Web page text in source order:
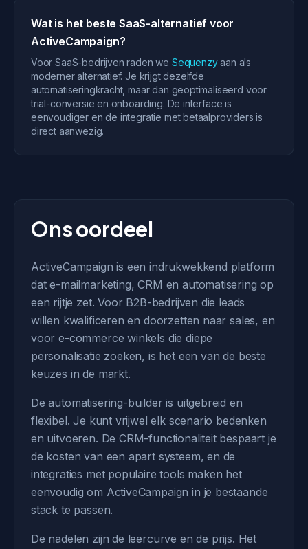
Wat is het beste SaaS-alternatief voor
ActiveCampaign?
Voor SaaS-bedrijven raden we Sequenzyaan als
moderner alternatief. Je krijgt dezelfde
automatiseringkracht, maar dan geoptimaliseerd voor
trial-conversie en onboarding. De interface is
eenvoudiger en de integratie met betaalproviders is
direct aanwezig.
Ons oordeel
ActiveCampaign is een indrukwekkend platform
dat e-mailmarketing, CRM en automatisering op
een rijtje zet. Voor B2B-bedrijven die leads
willen kwalificeren en doorzetten naar sales, en
voor e-commerce winkels die diepe
personalisatie zoeken, is het een van de beste
keuzes in de markt.
De automatisering-builder is uitgebreid en
flexibel. Je kunt vrijwel elk scenario bedenken
en uitvoeren. De CRM-functionaliteit bespaart je
de kosten van een apart systeem, en de
integraties met populaire tools maken het
eenvoudig om ActiveCampaign in je bestaande
stack te passen.
De nadelen zijn de leercurve en de prijs. Het